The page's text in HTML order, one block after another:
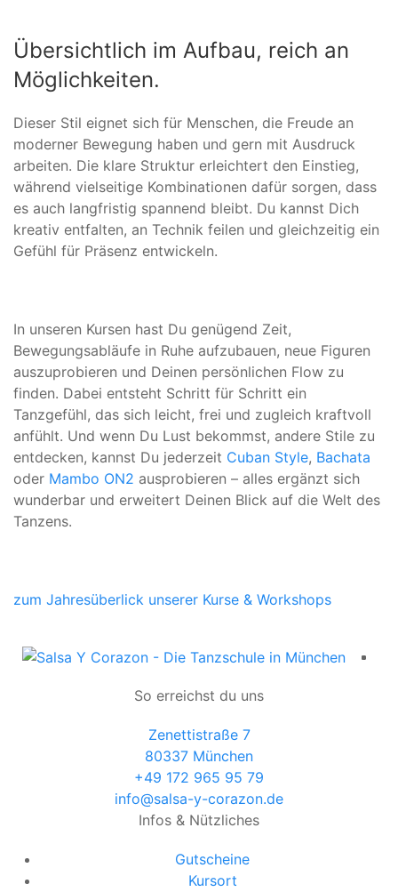
Übersichtlich im Aufbau, reich an
Möglichkeiten.
Dieser Stil eignet sich für Menschen, die Freude an
moderner Bewegung haben und gern mit Ausdruck
arbeiten. Die klare Struktur erleichtert den Einstieg,
während vielseitige Kombinationen dafür sorgen, dass
es auch langfristig spannend bleibt. Du kannst Dich
kreativ entfalten, an Technik feilen und gleichzeitig ein
Gefühl für Präsenz entwickeln.
In unseren Kursen hast Du genügend Zeit,
Bewegungsabläufe in Ruhe aufzubauen, neue Figuren
auszuprobieren und Deinen persönlichen Flow zu
finden. Dabei entsteht Schritt für Schritt ein
Tanzgefühl, das sich leicht, frei und zugleich kraftvoll
anfühlt. Und wenn Du Lust bekommst, andere Stile zu
entdecken, kannst Du jederzeit Cuban Style, Bachata
oder Mambo ON2 ausprobieren – alles ergänzt sich
wunderbar und erweitert Deinen Blick auf die Welt des
Tanzens.
zum Jahresüberlick unserer Kurse & Workshops
So erreichst du uns
Zenettistraße 7
80337 München
+49 172 965 95 79
info@salsa-y-corazon.de
Infos & Nützliches
Gutscheine
Kursort